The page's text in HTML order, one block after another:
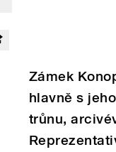
Zámek
hlavně s
trůnu,